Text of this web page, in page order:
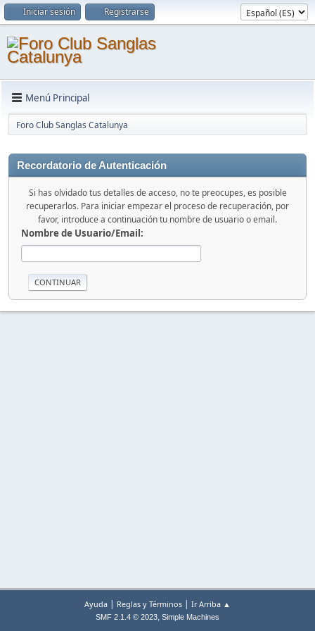
Iniciar sesión Registrarse
Menú Principal
Foro Club Sanglas Catalunya
Recordatorio de Autenticación
Si has olvidado tus detalles de acceso, no te preocupes, es posible
recuperarlos. Para iniciar empezar el proceso de recuperación, por
favor, introduce a continuación tu nombre de usuario o email.
Nombre de Usuario/Email:
Ayuda | Reglas y Términos | Ir Arriba ▲
SMF 2.1.4 © 2023, Simple Machines